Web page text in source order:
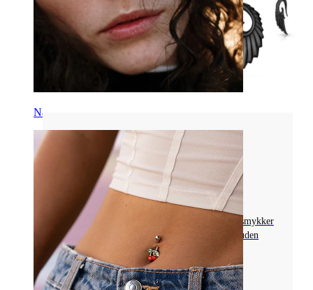
Næse
Piercingsmykkematerialer
HORNPIERCING FORKLARET: TYPER,
FORDELE, PROCEDURE, AFTERCARE
Gå på opdagelse i hornpiercinger, fra antikke smykker
til moderne trends såsom plugs og tunnels foruden
etisk sourcing og bæredygtighed.
Læs mere